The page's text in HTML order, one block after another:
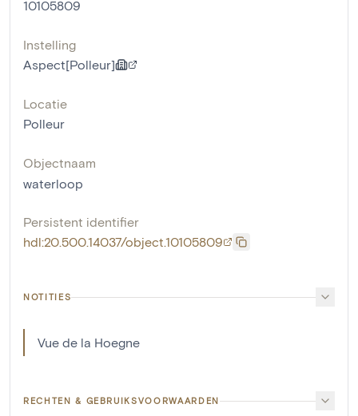
10105809
Instelling
Aspect[Polleur]
Locatie
Polleur
Objectnaam
waterloop
Persistent identifier
hdl:20.500.14037/object.10105809
NOTITIES
Vue de la Hoegne
RECHTEN & GEBRUIKSVOORWAARDEN